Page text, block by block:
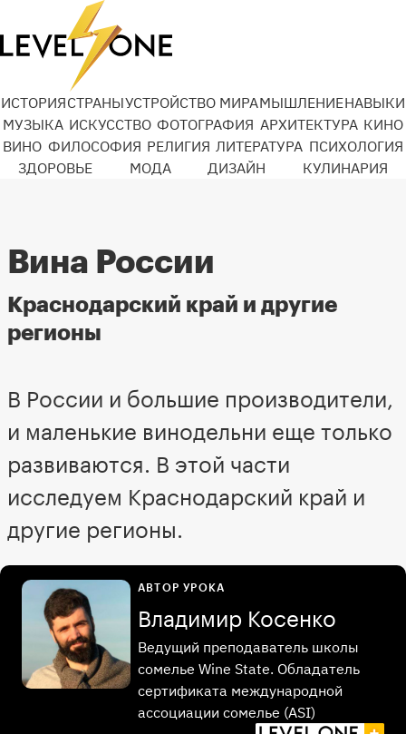
ИСТОРИЯСТРАНЫУСТРОЙСТВО МИРАМЫШЛЕНИЕНАВЫКИ
МУЗЫКА ИСКУССТВО ФОТОГРАФИЯ АРХИТЕКТУРА КИНО
ВИНО ФИЛОСОФИЯ РЕЛИГИЯ ЛИТЕРАТУРА ПСИХОЛОГИЯ
ЗДОРОВЬЕ
МОДА ДИЗАЙН КУЛИНАРИЯ
Вина России
Краснодарский край и другие
регионы
В России и большие производители,
и маленькие винодельни еще только
развиваются. В этой части
исследуем Краснодарский край и
другие регионы.
АВТОР УРОКА
Владимир Косенко
Ведущий преподаватель школы
сомелье Wine State. Обладатель
сертификата международной
ассоциации сомелье (ASI)